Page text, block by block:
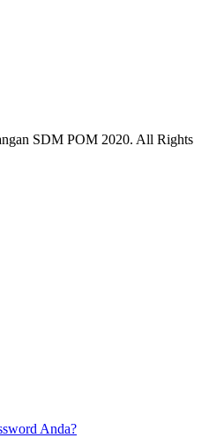
SDM POM 2020. All Rights
Anda?